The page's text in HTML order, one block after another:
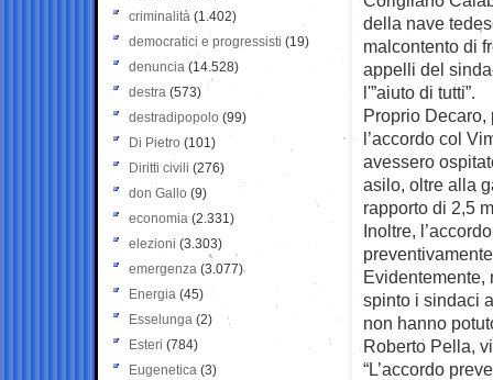
della nave
malcontento di
appelli del
l'”aiuto di tutti”.
Proprio Decaro,
l’accordo col
avessero
asilo, oltre alla
rapporto di 2,5
Inoltre,
Evidentemente,
spinto i sindaci
non hanno
Roberto Pella,
“L’accordo
criminalità (1.402)
democratici e progressisti (19)
denuncia (14.528)
destra (573)
destradipopolo (99)
Di Pietro (101)
Diritti civili (276)
don Gallo (9)
economia (2.331)
elezioni (3.303)
emergenza (3.077)
Energia (45)
Esselunga (2)
Esteri (784)
Eugenetica (3)